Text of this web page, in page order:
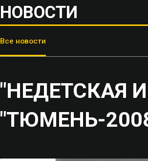
НОВОСТИ
Все новости
"НЕДЕТСКАЯ
"ТЮМЕНЬ-